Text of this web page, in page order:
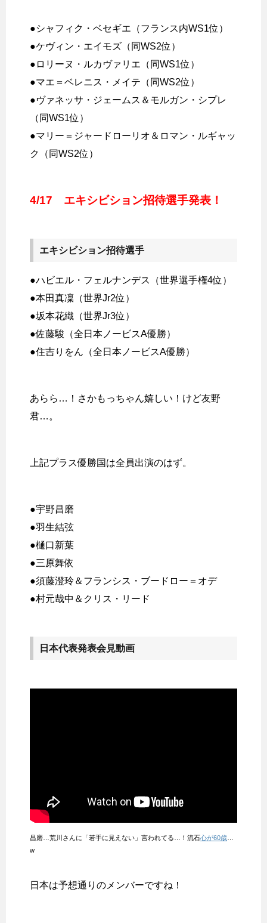
●シャフィク・ベセギエ（フランス内WS1位）
●ケヴィン・エイモズ（同WS2位）
●ロリーヌ・ルカヴァリエ（同WS1位）
●マエ＝ベレニス・メイテ（同WS2位）
●ヴァネッサ・ジェームス＆モルガン・シプレ
（同WS1位）
●マリー＝ジャードローリオ＆ロマン・ルギャッ
ク（同WS2位）
4/17 エキシビション招待選手発表！
エキシビション招待選手
●ハビエル・フェルナンデス（世界選手権4位）
●本田真凜（世界Jr2位）
●坂本花織（世界Jr3位）
●佐藤駿（全日本ノービスA優勝）
●住吉りをん（全日本ノービスA優勝）
あらら…！さかもっちゃん嬉しい！けど友野
君…。
上記プラス優勝国は全員出演のはず。
●宇野昌磨
●羽生結弦
●樋口新葉
●三原舞依
●須藤澄玲＆フランシス・ブードロー＝オデ
●村元哉中＆クリス・リード
日本代表発表会見動画
昌磨…荒川さんに「若手に見えない」言われてる…！流石心が60歳
w
日本は予想通りのメンバーですね！